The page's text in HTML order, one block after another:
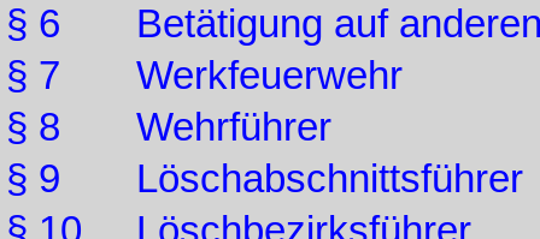
§ 6 Betätigung auf anderen
§ 7 Werkfeuerwehr
§ 8 Wehrführer
§ 9 Löschabschnittsführer